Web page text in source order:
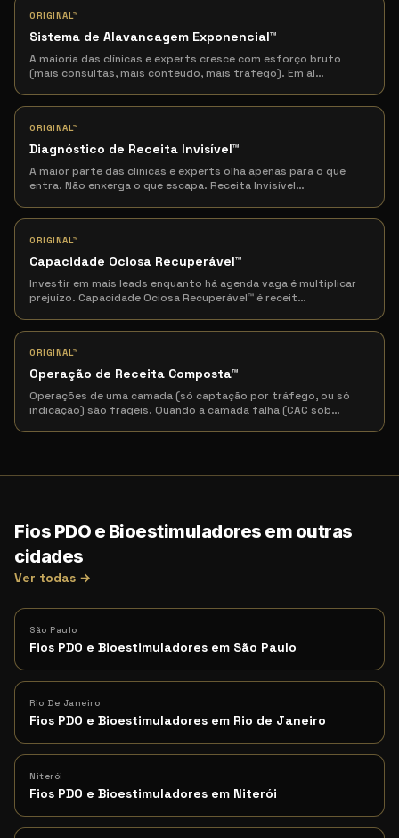
ORIGINAL™
Sistema de Alavancagem Exponencial™
A maioria das clínicas e experts cresce com esforço bruto
(mais consultas, mais conteúdo, mais tráfego). Em al…
ORIGINAL™
Diagnóstico de Receita Invisível™
A maior parte das clínicas e experts olha apenas para o que
entra. Não enxerga o que escapa. Receita Invisível…
ORIGINAL™
Capacidade Ociosa Recuperável™
Investir em mais leads enquanto há agenda vaga é multiplicar
prejuízo. Capacidade Ociosa Recuperável™ é receit…
ORIGINAL™
Operação de Receita Composta™
Operações de uma camada (só captação por tráfego, ou só
indicação) são frágeis. Quando a camada falha (CAC sob…
Fios PDO e Bioestimuladores em outras
cidades
Ver todas →
São Paulo
Fios PDO e Bioestimuladores em São Paulo
Rio De Janeiro
Fios PDO e Bioestimuladores em Rio de Janeiro
Niterói
Fios PDO e Bioestimuladores em Niterói